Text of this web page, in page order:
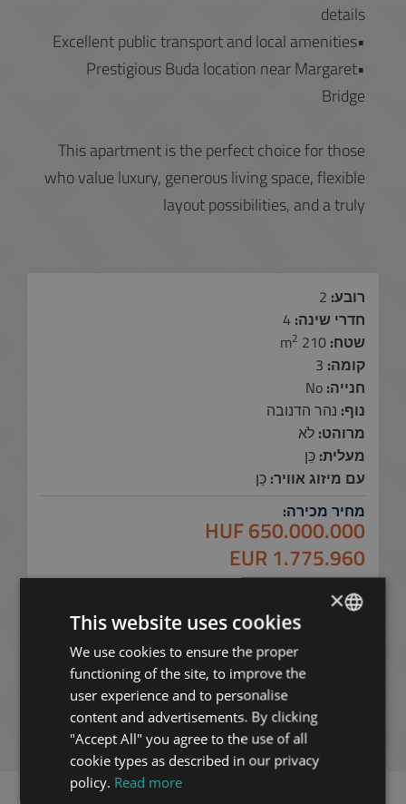
details
•Excellent public transport and local amenities
•Prestigious Buda location near Margaret
Bridge
This apartment is the perfect choice for those
who value luxury, generous living space, flexible
layout possibilities, and a truly
רובע:
חדרי שינה: 4
שטח:
2
קומה:
חנייה:
נוף: נהר הדנובה
מרוהט: לֹא
מעלית: כֵּן
עם מיזוג אוויר: כֵּן
מחיר מכירה:
650.000.000 HUF
1.775.960 EUR
צור קשר עמנו:
+36204968545
הוסף לרשימה
הורד PDF
חיפוש חדש
ENGLISH
HUNGARIAN
GERMAN
FRENCH
ITALIAN
×
This website uses cookies
We use cookies to ensure the proper
functioning of the site, to improve the
user experience and to personalise
content and advertisements. By clicking
"Accept All" you agree to the use of all
cookie types as described in our privacy
policy. Read more